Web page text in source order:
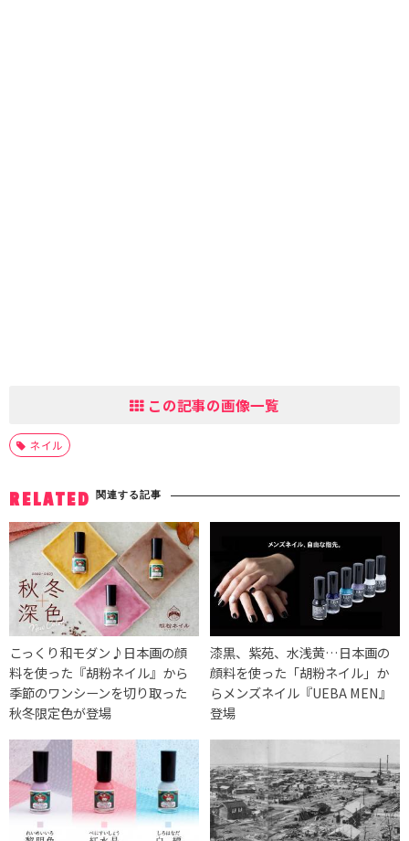
この記事の画像一覧
ネイル
RELATED 関連する記事
こっくり和モダン♪日本画の顔
料を使った『胡粉ネイル』から
季節のワンシーンを切り取った
秋冬限定色が登場
漆黒、紫苑、水浅黄…日本画の
顔料を使った「胡粉ネイル」か
らメンズネイル『UEBA MEN』
登場